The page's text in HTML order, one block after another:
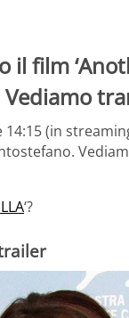
film
(in
‘?